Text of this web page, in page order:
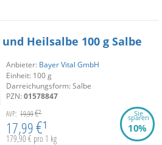
und Heilsalbe 100 gSalbe
Anbieter: Bayer Vital GmbH
Einheit: 100g
Darreichungsform:Salbe
PZN:01578847
AVP: 19,99€²
17,99€¹
179,90 € pro 1 kg
Sie
sparen
10%